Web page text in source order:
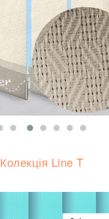
Колекція Line T